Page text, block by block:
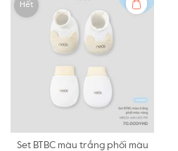
Hết
Set BTBC màu trắng phối màu